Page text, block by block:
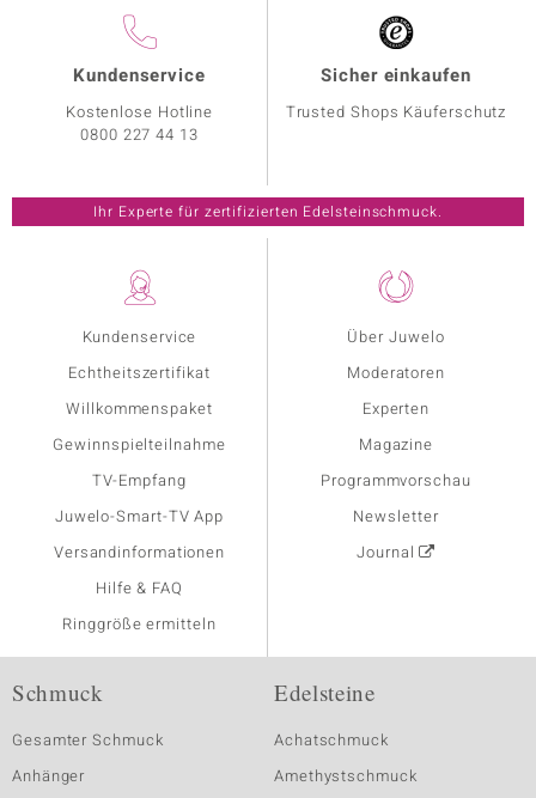
Kundenservice
Echtheitszertifikat
Willkommenspaket
Gewinnspielteilnahme
TV-Empfang
Juwelo-Smart-TV App
Versandinformationen
Hilfe & FAQ
Ringgröße ermitteln
Über Juwelo
Moderatoren
Experten
Magazine
Programmvorschau
Newsletter
Journal
Kundenservice
Kostenlose Hotline
0800 227 44 13
Sicher einkaufen
Trusted Shops Käuferschutz
Ihr Experte für zertifizierten Edelsteinschmuck.
Schmuck
Gesamter Schmuck
Anhänger
Edelsteine
Achatschmuck
Amethystschmuck